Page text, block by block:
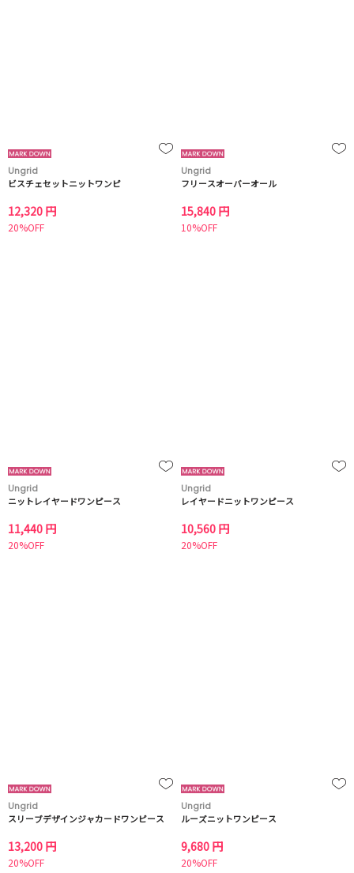
Ungrid
ビスチェセットニットワンピ
12,320 円
20%OFF
Ungrid
フリースオーバーオール
15,840 円
10%OFF
Ungrid
ニットレイヤードワンピース
11,440 円
20%OFF
Ungrid
レイヤードニットワンピース
10,560 円
20%OFF
Ungrid
スリーブデザインジャカードワンピース
13,200 円
20%OFF
Ungrid
ルーズニットワンピース
9,680 円
20%OFF